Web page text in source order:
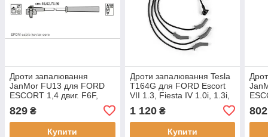
Дроти запалювання
JanMor FU13 для FORD
ESCORT 1,4 двиг. F6F,
F6G, F6B, F6D, FUC, FUA,
FUAA, FUH, 1,4 I двиг.
F4B, 1,6 двиг. LUJ,
829 ₴
Купити
Дроти запалювання Tesla
T164G для FORD Escort
VII 1.3, Fiesta IV 1.0i, 1.3i,
1 120₴
Купити
JJA,
802